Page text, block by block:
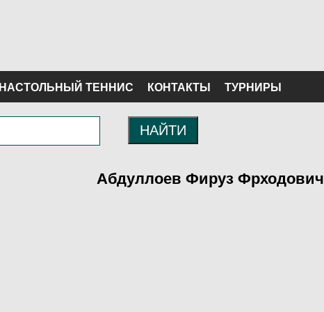
НАСТОЛЬНЫЙ ТЕННИС КОНТАКТЫ ТУРНИРЫ
НАЙТИ
Абдуллоев Фируз Фрходович